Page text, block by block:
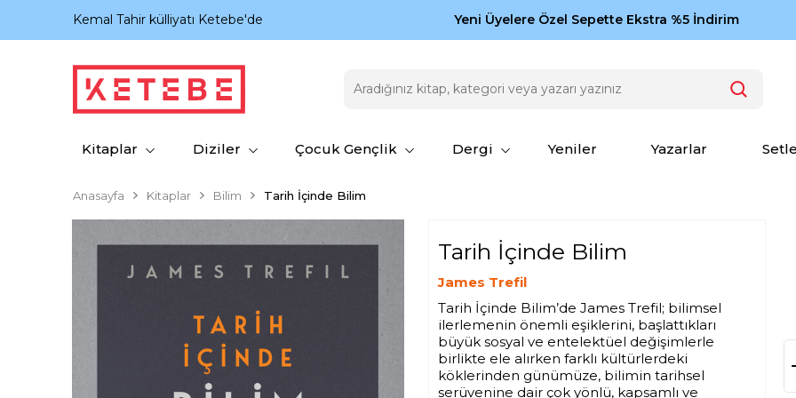
Kemal Tahir külliyatı Ketebe'de Zamansız eserler Ketebe'de: Cengiz Aytmatov
Yeni Üyelere Özel Sepette Ekstra %5 İndirim
Kitaplar Diziler Çocuk Gençlik Dergi Yeniler Yazarlar
Anasayfa Kitaplar Bilim Tarih İçinde Bilim
Tarih İçinde Bilim
James Trefil
Tarih İçinde Bilim’de James Trefil; bilimsel
ilerlemenin önemli eşiklerini, başlattıkları
büyük sosyal ve entelektüel değişimlerle
birlikte ele alırken farklı kültürlerdeki
köklerinden günümüze, bilimin tarihsel
serüvenine dair çok yönlü, kapsamlı ve